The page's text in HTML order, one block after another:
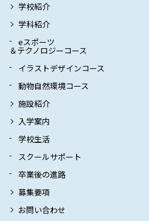
学校紹介
学科紹介
eスポーツ
＆テクノロジーコース
イラストデザインコース
動物自然環境コース
施設紹介
入学案内
学校生活
スクールサポート
卒業後の進路
募集要項
お問い合わせ